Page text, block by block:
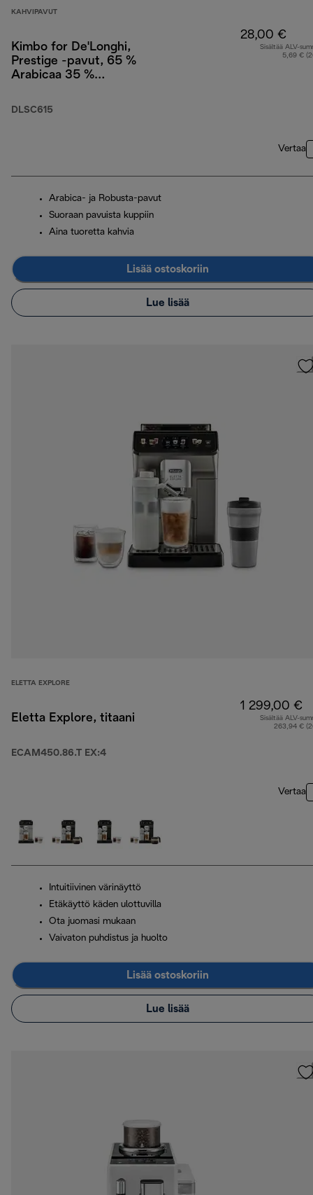
KAHVIPAVUT
Kimbo for De'Longhi,
Prestige -pavut, 65 %
Arabicaa 35 %
DLSC615
28,00 €
Sisältää ALV-
5,69 €
Vertaa
Arabica- ja Robusta-pavut
Suoraan pavuista kuppiin
Aina tuoretta kahvia
Lisää ostoskoriin
Lue lisää
ELETTA EXPLORE
Eletta Explore, titaani
ECAM450.86.T EX:4
1 299,00 €
Sisältää ALV-
263,94 €
Vertaa
Intuitiivinen värinäyttö
Etäkäyttö käden ulottuvilla
Ota juomasi mukaan
Vaivaton puhdistus ja huolto
Lisää ostoskoriin
Lue lisää